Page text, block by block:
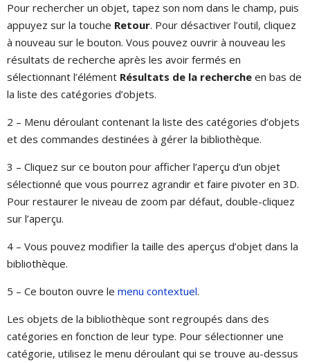
Pour rechercher un objet, tapez son nom dans le champ, puis
appuyez sur la touche Retour. Pour désactiver l’outil, cliquez
à nouveau sur le bouton. Vous pouvez ouvrir à nouveau les
résultats de recherche après les avoir fermés en
sélectionnant l’élément Résultats de la recherche en bas de
la liste des catégories d’objets.
2 – Menu déroulant contenant la liste des catégories d’objets
et des commandes destinées à gérer la bibliothèque.
3 – Cliquez sur ce bouton pour afficher l’aperçu d’un objet
sélectionné que vous pourrez agrandir et faire pivoter en 3D.
Pour restaurer le niveau de zoom par défaut, double-cliquez
sur l’aperçu.
4 – Vous pouvez modifier la taille des aperçus d’objet dans la
bibliothèque.
5 – Ce bouton ouvre le menu contextuel.
Les objets de la bibliothèque sont regroupés dans des
catégories en fonction de leur type. Pour sélectionner une
catégorie, utilisez le menu déroulant qui se trouve au-dessus